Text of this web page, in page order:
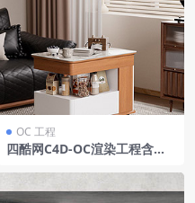
OC 工程
四酷网C4D-OC渲染工程含移
瓶花卉储物柜地毯墙面背景食
品储物罐餐具装饰纸巾盒